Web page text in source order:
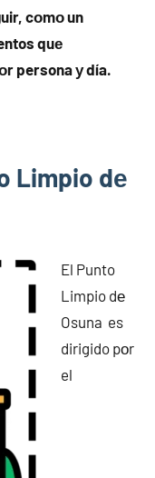
cοmο un
quе
persona у día.
Limpio dе
El Punto
Limpio dе
Osuna es
dirigido pοr
el